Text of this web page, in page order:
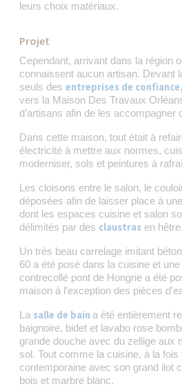
leurs choix matériaux.
Projet
Cependant, arrivant dans la région
connaissent aucun artisan. Devant
seuls desentreprises de confiance,
vers la Maison Des Travaux
d’artisans afin de les accompagner
Dans cette maison, tout était à
électricité à mettre aux normes,
moderniser, sols et peintures à
Les cloisons entre le salon, le
déposées afin de laisser place à
dont les espaces cuisine et salon
délimités par des claustras en hêtre.
Un très beau carrelage imitant
60 a été posé dans la cuisine et
contrecollé pont de Hongrie a été
maison à l’exception des pièces
La salle de bain a été entièrement
baignoire, bidet et lavabo rose
grande douche avec du zellige aux
sol. Tout comme la cuisine, à la
contemporaine avec son grand ilot
bois et marbre blanc.